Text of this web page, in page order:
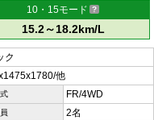
10・15モード
15.2～18.2km/L
ク
他
FR/4WD
2名